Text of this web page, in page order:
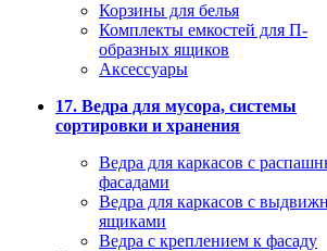
Корзины для белья
Комплекты емкостей для П-
образных ящиков
Аксессуары
17. Ведра для мусора, системы
сортировки и хранения
Ведра для каркасов с
фасадами
Ведра для каркасов с
ящиками
Ведра с креплением к фасаду